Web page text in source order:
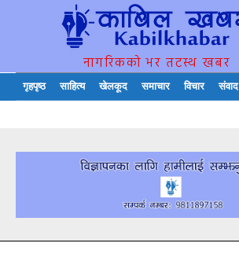
नागरिकको भर तटस्थ खबर
गृहपृष्ठ साहित्य खेलकूद समाचार विचार संवाद